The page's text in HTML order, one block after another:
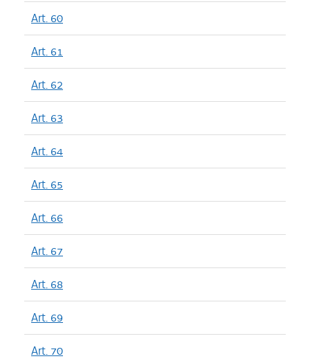
Art. 60
Art. 61
Art. 62
Art. 63
Art. 64
Art. 65
Art. 66
Art. 67
Art. 68
Art. 69
Art. 70